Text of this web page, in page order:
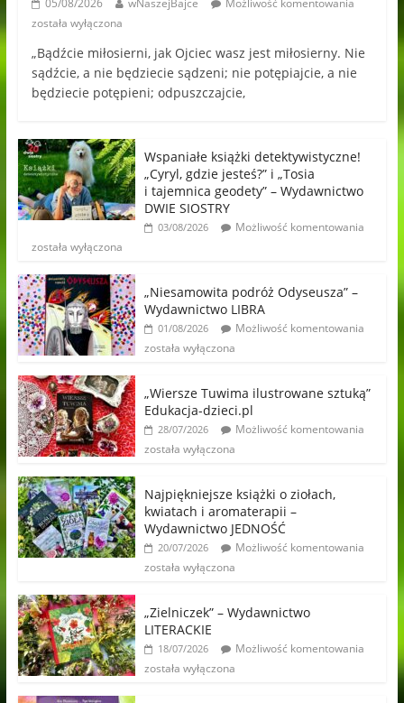
05/08/2026 wNaszejBajce
Możliwość komentowania
została wyłączona
„Bądźcie miłosierni, jak Ojciec wasz jest miłosierny. Nie
sądźcie, a nie będziecie sądzeni; nie potępiajcie, a nie
będziecie potępieni; odpuszczajcie,
Wspaniałe książki detektywistyczne!
„Cyryl, gdzie jesteś?” i „Tosia
i tajemnica geodety” – Wydawnictwo
DWIE SIOSTRY
03/08/2026
Możliwość komentowania
została wyłączona
„Niesamowita podróż Odyseusza” –
Wydawnictwo LIBRA
01/08/2026
Możliwość komentowania
została wyłączona
„Wiersze Tuwima ilustrowane sztuką”
Edukacja-dzieci.pl
28/07/2026
Możliwość komentowania
została wyłączona
Najpiękniejsze książki o ziołach,
kwiatach i aromaterapii –
Wydawnictwo JEDNOŚĆ
20/07/2026
Możliwość komentowania
została wyłączona
„Zielniczek” – Wydawnictwo
LITERACKIE
18/07/2026
Możliwość komentowania
została wyłączona